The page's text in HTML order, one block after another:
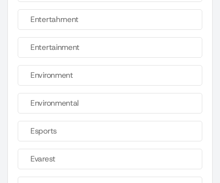
Entertahrnent
Entertainment
Environment
Environmental
Esports
Evarest